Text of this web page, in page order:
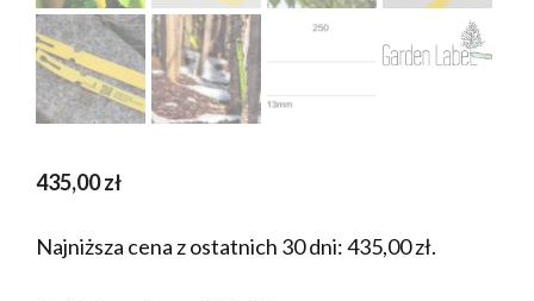
435,00zł
Najniższa cena z ostatnich 30 dni:435,00zł.